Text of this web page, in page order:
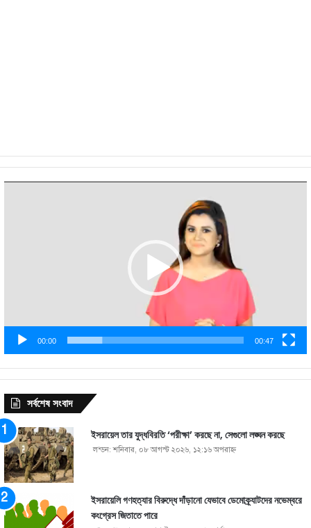
00:00 00:47
সর্বশেষ সংবাদ
ইসরায়েল তার যুদ্ধবিরতি ‘পরীক্ষা’ করছে না, সেগুলো লঙ্ঘন করছে
লন্ডন: শনিবার, ০৮ আগস্ট ২০২৬, ১২:১৬ অপরাহ্ণ
ইসরায়েলি গণহত্যার বিরুদ্ধে দাঁড়ানো যেভাবে ডেমোক্র্যাটদের নভেম্বরে
কংগ্রেস জিতাতে পারে